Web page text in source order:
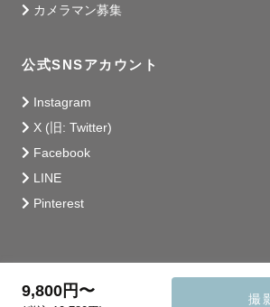
9,800円〜 撮
カメラマン募集
公式SNSアカウント
Instagram
X (旧: Twitter)
Facebook
LINE
Pinterest